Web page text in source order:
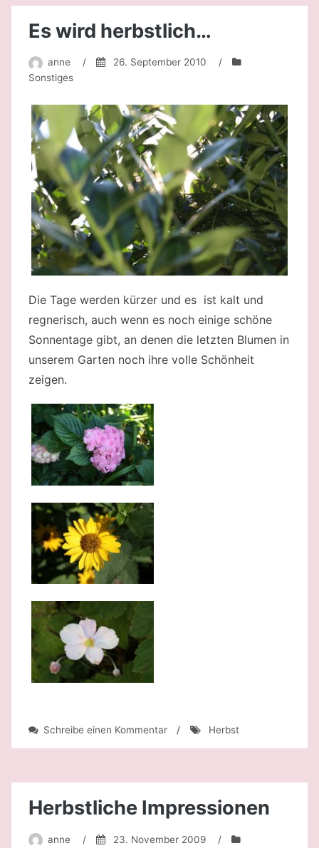
Es wird herbstlich…
anne / 26. September 2010
/
Sonstiges
Die Tage werden kürzer und es ist kalt und
regnerisch, auch wenn es noch einige schöne
Sonnentage gibt, an denen die letzten Blumen in
unserem Garten noch ihre volle Schönheit
zeigen.
Schreibe einen Kommentarzu / Herbst
Herbstliche Impressionen
anne / 23. November 2009
/